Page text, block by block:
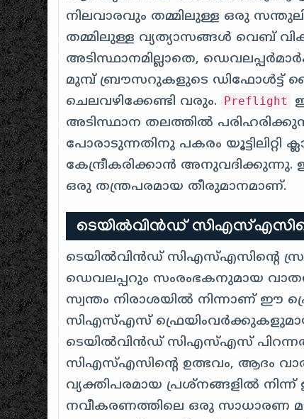
നിലവാരവും തമ്മിലുള്ള ഒരു
തമ്മിലുള്ള വ്യത്യാസങ്ങൾ വെബ്
അടിസ്ഥാനമില്ലാതെ,
മുമ്പ് ബ്രൗസറുകളുടെ ഡിഫോൾട്ട്
ചെലവഴിക്കേണ്ടി വരും.
Preflight
അടിസ്ഥാന തലത്തിൽ
പോരാടുന്നതിനു പകരം
കേന്ദ്രീകരിക്കാൻ
ഒരു തന്ത്രപരമായ തീരുമാനമാണ്.
ടെയിൽ‌വിൻഡ്
ടെയിൽ‌വിൻഡ് സി‌എസ്‌എസിന്റെ
ഡെവലപ്പറും സംരംഭകനുമായ
സ്വന്തം നിരാശയിൽ നിന്നാണ് ഈ
സി‌എസ്‌എസ്
ടെയിൽ‌വിൻഡ് സി‌എസ്‌എസ്
സി‌എസ്‌എസിന്റെ ഉത്ഭവം, ആദം
വ്യക്തിപരമായ പ്രശ്നങ്ങളിൽ
നവീകരണത്തിലെ ഒരു സാധാരണ